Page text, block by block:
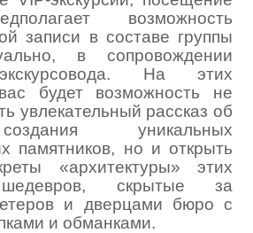
возможность
записи в составе группы
в сопровождении
экскурсовода. На этих
будет возможность не
увлекательный рассказ об
уникальных
памятников, но и открыть
«архитектуры» этих
шедевров, скрытые за
и дверцами бюро с
и обманками.